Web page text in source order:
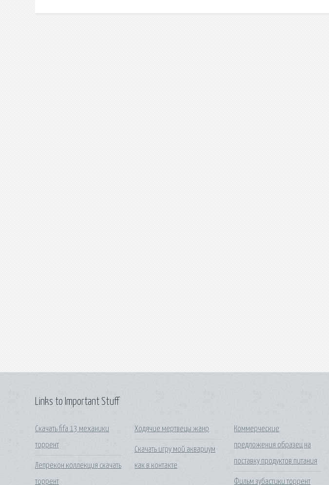
Links to Important Stuff
Скачать fifa 13 механики
торрент
Лепрекон коллекция скачать
торрент
Ходячие мертвецы жанр
Скачать игру мой аквариум
как в контакте
Коммерческие
предложения образец на
поставку продуктов питания
Фильм зубастики торрент